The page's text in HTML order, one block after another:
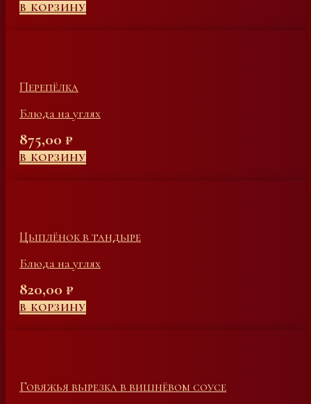
В КОРЗИНУ
Перепёлка
Блюда на углях
875,00 ₽
В КОРЗИНУ
Цыплёнок в тандыре
Блюда на углях
820,00 ₽
В КОРЗИНУ
Говяжья вырезка в вишнёвом соусе